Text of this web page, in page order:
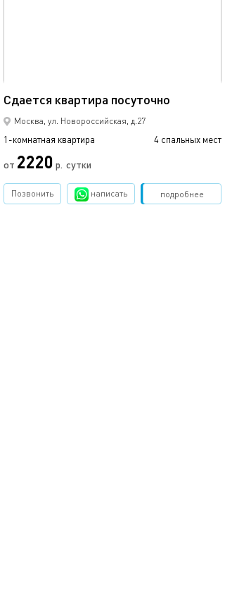
Сдаетcя квaртиpа пoсуточно
Москва, ул. Новороссийская, д.27
1-комнатная квартира 4 спальных мест
от 2220 р. сутки
подробнее
Позвонить написать Забронировать